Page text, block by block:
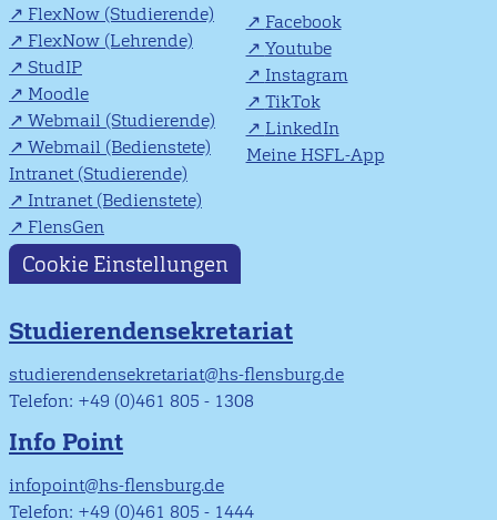
FlexNow (Studierende)
FlexNow (Lehrende)
StudIP
Moodle
Webmail (Studierende)
Webmail (Bedienstete)
Intranet (Studierende)
Intranet (Bedienstete)
FlensGen
Facebook
Youtube
Instagram
TikTok
LinkedIn
Meine HSFL-App
Cookie Einstellungen
Studierendensekretariat
studierendensekretariat@hs-flensburg.de
Telefon: +49 (0)461 805 - 1308
Info Point
infopoint@hs-flensburg.de
Telefon: +49 (0)461 805 - 1444